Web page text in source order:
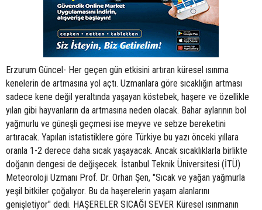
Erzurum Güncel- Her geçen gün etkisini artıran küresel ısınma
kenelerin de artmasına yol açtı. Uzmanlara göre sıcaklığın artması
sadece kene değil yeraltında yaşayan köstebek, haşere ve özellikle
yılan gibi hayvanların da artmasına neden olacak. Bahar aylarının bol
yağmurlu ve güneşli geçmesi ise meyve ve sebze bereketini
artıracak. Yapılan istatistiklere göre Türkiye bu yazı önceki yıllara
oranla 1-2 derece daha sıcak yaşayacak. Ancak sıcaklıklarla birlikte
doğanın dengesi de değişecek. İstanbul Teknik Üniversitesi (İTÜ)
Meteoroloji Uzmanı Prof. Dr. Orhan Şen, "Sıcak ve yağan yağmurla
yeşil bitkiler çoğalıyor. Bu da haşerelerin yaşam alanlarını
genişletiyor" dedi. HAŞERELER SICAĞI SEVER Küresel ısınmanın